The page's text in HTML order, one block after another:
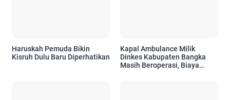
Haruskah Pemuda Bikin
Kisruh Dulu Baru Diperhatikan
Kapal Ambulance Milik
Dinkes Kabupaten Bangka
Masih Beroperasi, Biaya